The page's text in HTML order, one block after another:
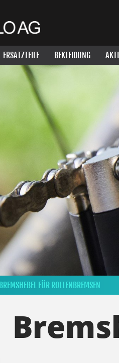
ERSATZTEILE BEKLEIDUNG
BREMSHEBEL FÜR ROLLENBREMSEN